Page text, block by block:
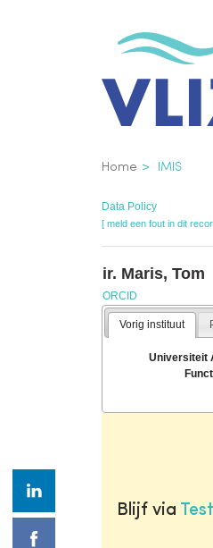
Home IMIS
Data Policy
[ meld een fout in dit
ir. Maris, Tom
ORCID
Vorig instituut
Universiteit
Blijf via